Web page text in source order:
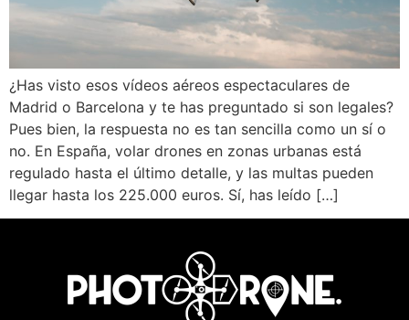
¿Has visto esos vídeos aéreos espectaculares de
Madrid o Barcelona y te has preguntado si son legales?
Pues bien, la respuesta no es tan sencilla como un sí o
no. En España, volar drones en zonas urbanas está
regulado hasta el último detalle, y las multas pueden
llegar hasta los 225.000 euros. Sí, has leído […]